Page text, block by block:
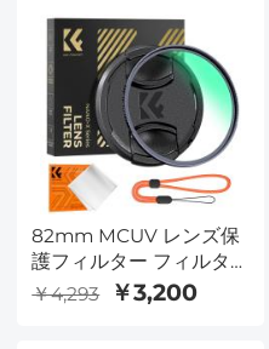
ズフィルター 18層コー
ティング クリーニング
クロス3枚付き
82mm MCUV レンズ保
護フィルター フィルタ
ーキャップ付き クリー
ニングクロス 光学ガラ
￥4,293 ￥3,200